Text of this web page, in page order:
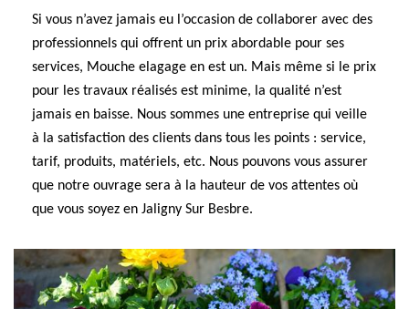
Si vous n’avez jamais eu l’occasion de collaborer avec des
professionnels qui offrent un prix abordable pour ses
services, Mouche elagage en est un. Mais même si le prix
pour les travaux réalisés est minime, la qualité n’est
jamais en baisse. Nous sommes une entreprise qui veille
à la satisfaction des clients dans tous les points : service,
tarif, produits, matériels, etc. Nous pouvons vous assurer
que notre ouvrage sera à la hauteur de vos attentes où
que vous soyez en Jaligny Sur Besbre.